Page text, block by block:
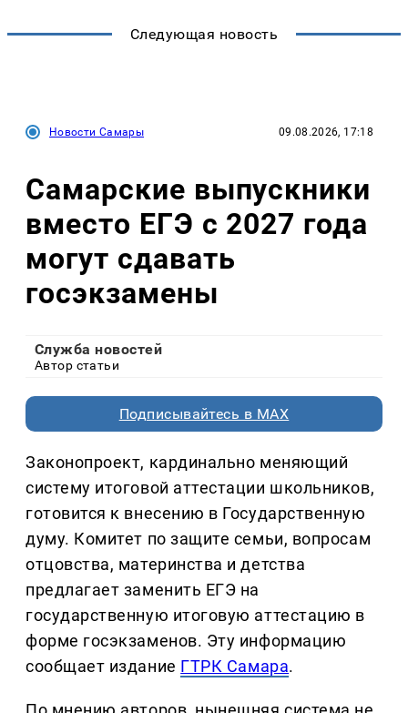
Следующая новость
Новости Самары 09.08.2026, 17:18
Самарские выпускники
вместо ЕГЭ с 2027 года
могут сдавать
госэкзамены
Служба новостей
Автор статьи
Подписывайтесь в MAX
Законопроект, кардинально меняющий
систему итоговой аттестации школьников,
готовится к внесению в Государственную
думу. Комитет по защите семьи, вопросам
отцовства, материнства и детства
предлагает заменить ЕГЭ на
государственную итоговую аттестацию в
форме госэкзаменов. Эту информацию
сообщает издание ГТРК Самара.